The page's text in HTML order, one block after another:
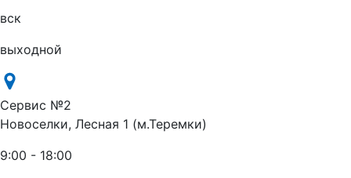
вск
выходной
Сервис №2
Новоселки, Лесная 1 (м.Теремки)
9:00 - 18:00